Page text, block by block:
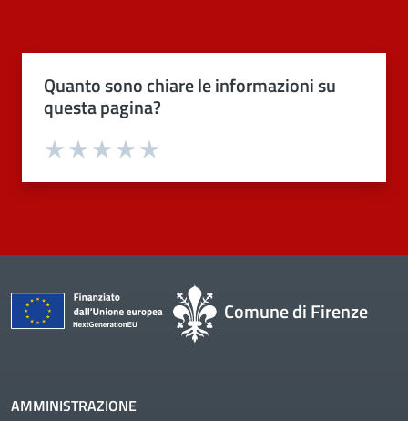
Quanto sono chiare le informazioni su
questa pagina?
Valuta 4 stelle su 5
Valuta 3 stelle su 5
Valuta 2 stelle su 5
Valuta 1 stelle su 5
Comune di Firenze
AMMINISTRAZIONE